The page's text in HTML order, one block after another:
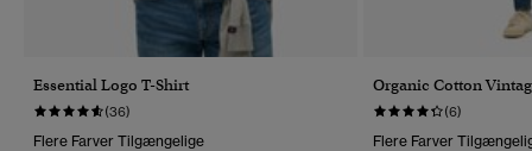
Essential Logo T-Shirt
(36)
Flere Farver Tilgængelige
Organic Cotton
(6)
Flere Farver